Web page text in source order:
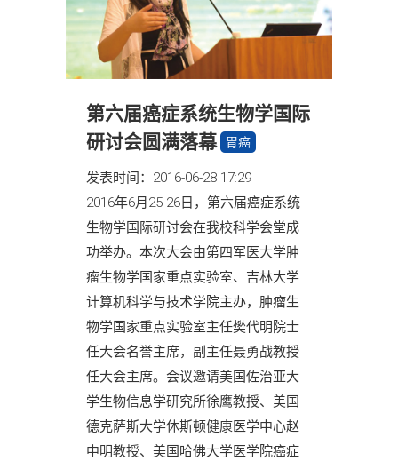
第六届癌症系统生物学国际
研讨会圆满落幕
胃癌
发表时间：2016-06-28 17:29
2016年6月25-26日，第六届癌症系统
生物学国际研讨会在我校科学会堂成
功举办。本次大会由第四军医大学肿
瘤生物学国家重点实验室、吉林大学
计算机科学与技术学院主办，肿瘤生
物学国家重点实验室主任樊代明院士
任大会名誉主席，副主任聂勇战教授
任大会主席。会议邀请美国佐治亚大
学生物信息学研究所徐鹰教授、美国
德克萨斯大学休斯顿健康医学中心赵
中明教授、美国哈佛大学医学院癌症